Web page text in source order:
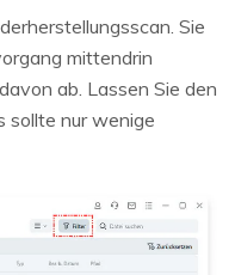
Sie
mittendrin
ab. Lassen Sie den
sollte nur wenige